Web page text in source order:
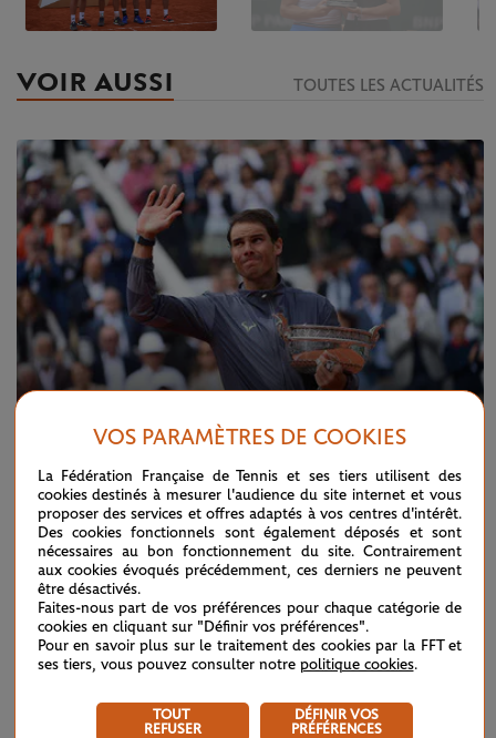
VOIR AUSSI TOUTES LES ACTUALITÉS
DIMANCHE 9 JUIN 2019
Nadal, chapitre XII
VOS PARAMÈTRES DE COOKIES
La Fédération Française de Tennis et ses tiers utilisent des
cookies destinés à mesurer l'audience du site internet et vous
proposer des services et offres adaptés à vos centres d'intérêt.
Des cookies fonctionnels sont également déposés et sont
nécessaires au bon fonctionnement du site. Contrairement
aux cookies évoqués précédemment, ces derniers ne peuvent
être désactivés.
Faites-nous part de vos préférences pour chaque catégorie de
cookies en cliquant sur "Définir vos préférences".
Pour en savoir plus sur le traitement des cookies par la FFT et
ses tiers, vous pouvez consulter notre politique cookies.
TOUT
REFUSER
DÉFINIR VOS
PRÉFÉRENCES